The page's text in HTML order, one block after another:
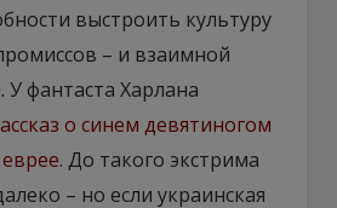
выстроить культуру
– и взаимной
У фантаста Харлана
о синем девятиногом
. До такого экстрима
– но если украинская